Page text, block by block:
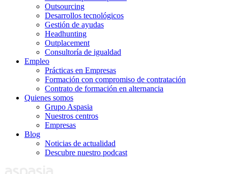
Outsourcing
Desarrollos tecnológicos
Gestión de ayudas
Headhunting
Outplacement
Consultoría de igualdad
Empleo
Prácticas en Empresas
Formación con compromiso de contratación
Contrato de formación en alternancia
Quienes somos
Grupo Aspasia
Nuestros centros
Empresas
Blog
Noticias de actualidad
Descubre nuestro podcast